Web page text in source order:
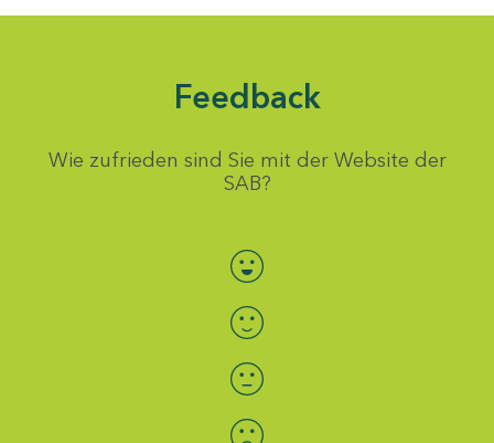
Feedback
Wie zufrieden sind Sie mit der Website der
SAB?
Bewertung auswählen